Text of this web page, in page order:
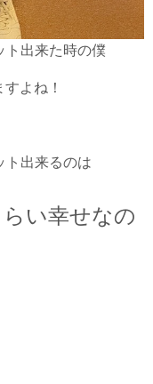
ト出来た時の僕
よね！
ト出来るのは
い幸せなの